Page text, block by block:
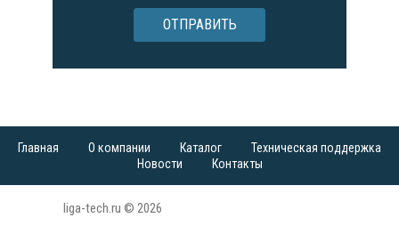
ОТПРАВИТЬ
Главная О компании Каталог
Техническая поддержка
Новости
Контакты
liga-tech.ru © 2026